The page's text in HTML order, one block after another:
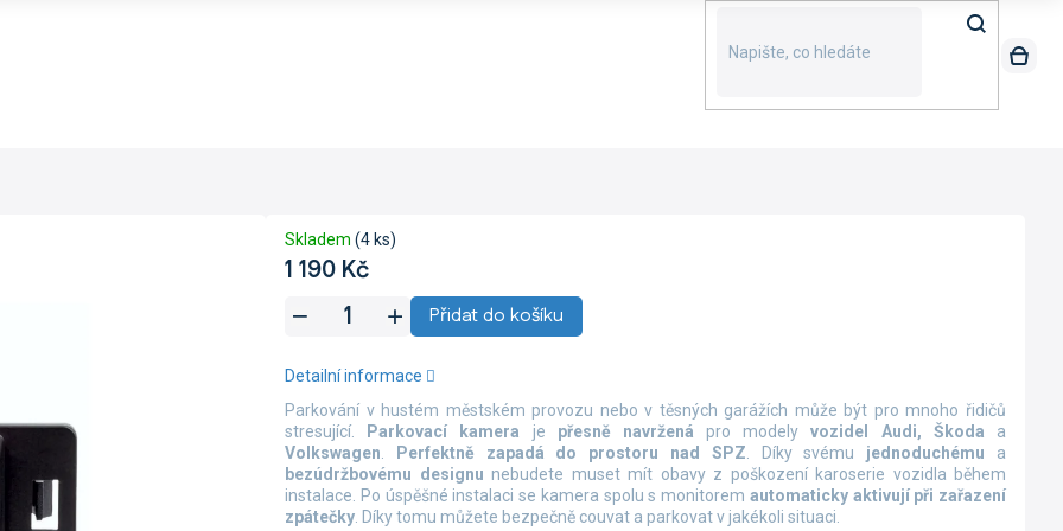
1 190 Kč
Skladem (4 ks)
Přidat do košíku
Parkování v hustém městském provozu nebo v těsných garážích může být pro mnoho řidičů
stresující.
Parkovací kamera je přesně navrženápro modely vozidel Audi, Škoda a
Volkswagen
Perfektně zapadá do prostoru nad SPZ . Díky svému jednoduchému a
bezúdržbovému designu nebudete muset mít obavy z poškození karoserie vozidla během
instalace. Po úspěšné instalaci se kamera spolu s monitorem automaticky aktivují při zařazení
zpátečky . Díky tomu můžete bezpečně couvat a parkovat v jakékoli situaci.
Detailní informace